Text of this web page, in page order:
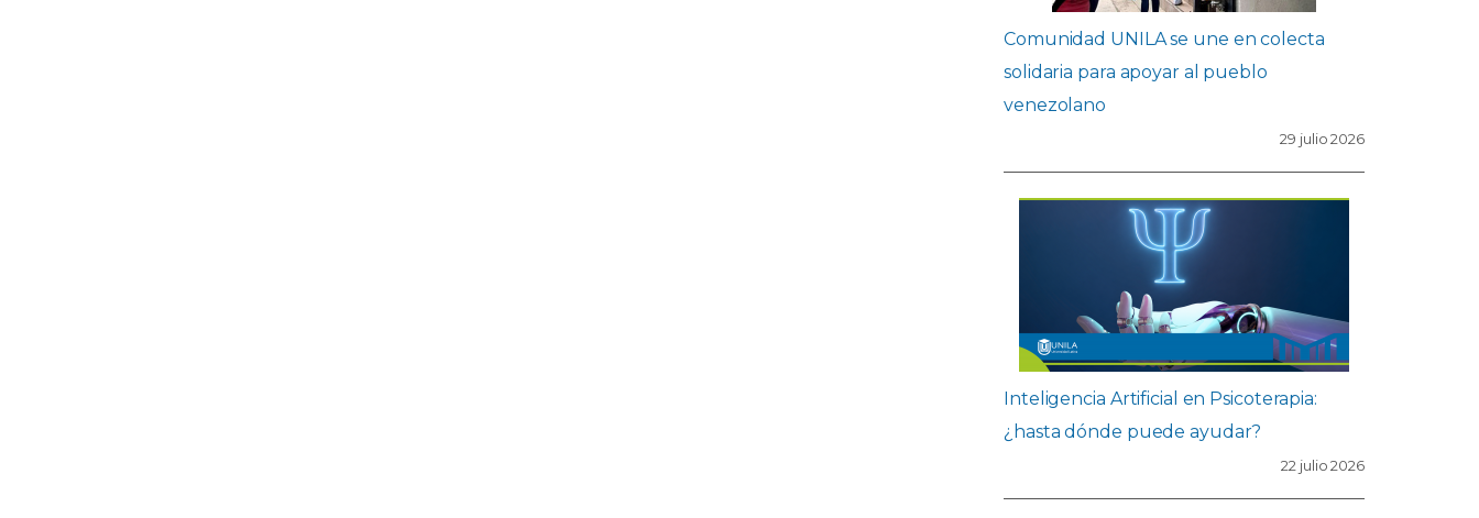
Comunidad UNILA se une en colecta
solidaria para apoyar al pueblo
venezolano
29 julio 2026
Inteligencia Artificial en Psicoterapia:
¿hasta dónde puede ayudar?
22 julio 2026